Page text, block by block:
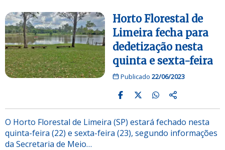
Horto Florestal de
Limeira fecha para
dedetização nesta
quinta e sexta-feira
Publicado 22/06/2023
O Horto Florestal de Limeira (SP) estará fechado nesta
quinta-feira (22) e sexta-feira (23), segundo informações
da Secretaria de Meio…